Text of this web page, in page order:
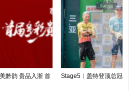
黔韵 贵品入浙 首 Stage5︱盖特登顶总冠